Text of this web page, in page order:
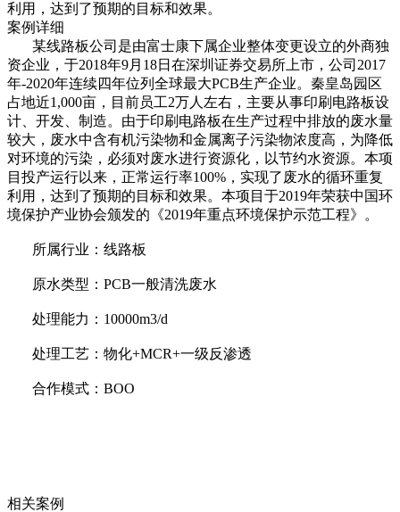
利用，达到了预期的目标和效果。
案例详细
某线路板公司是由富士康下属企业整体变更设立的外商独
资企业，于2018年9月18日在深圳证券交易所上市，公司2017
年-2020年连续四年位列全球最大PCB生产企业。秦皇岛园区
占地近1,000亩，目前员工2万人左右，主要从事印刷电路板设
计、开发、制造。由于印刷电路板在生产过程中排放的废水量
较大，废水中含有机污染物和金属离子污染物浓度高，为降低
对环境的污染，必须对废水进行资源化，以节约水资源。本项
目投产运行以来，正常运行率100%，实现了废水的循环重复
利用，达到了预期的目标和效果。本项目于2019年荣获中国环
境保护产业协会颁发的《2019年重点环境保护示范工程》。
所属行业：线路板
原水类型：PCB一般清洗废水
处理能力：10000m3/d
处理工艺：物化+MCR+一级反渗透
合作模式：BOO
相关案例